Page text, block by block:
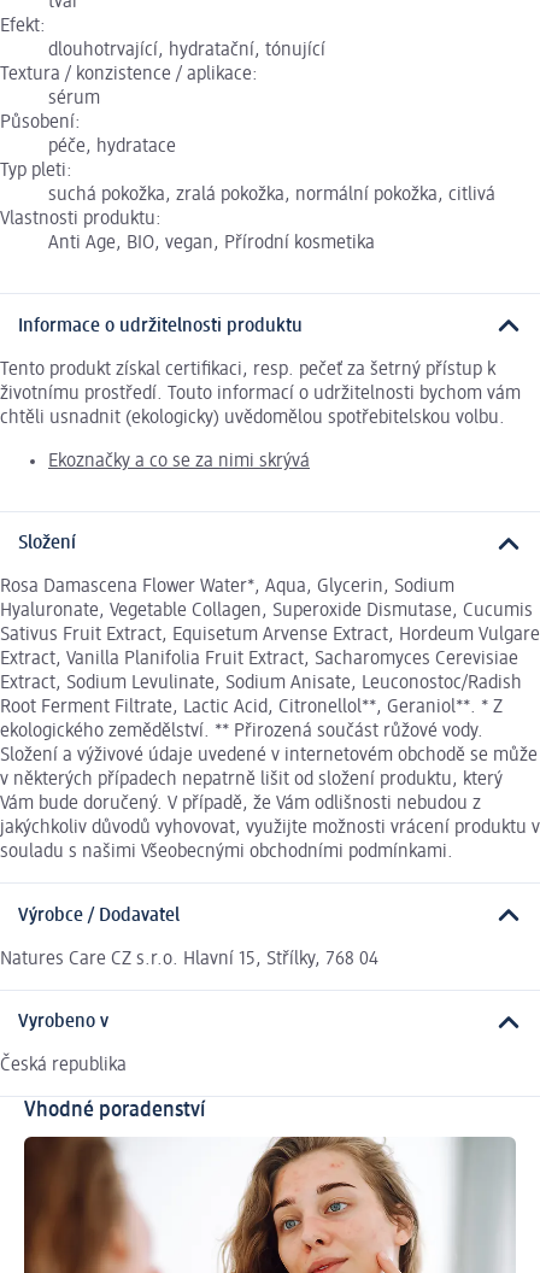
Efekt:
dlouhotrvající, hydratační, tónující
Textura / konzistence / aplikace:
sérum
Působení:
péče, hydratace
Typ pleti:
suchá pokožka, zralá pokožka, normální pokožka, citlivá
Vlastnosti produktu:
Anti Age, BIO, vegan, Přírodní kosmetika
Informace o udržitelnosti produktu
Tento produkt získal certifikaci, resp. pečeť za šetrný přístup k
životnímu prostředí. Touto informací o udržitelnosti bychom vám
chtěli usnadnit (ekologicky) uvědomělou spotřebitelskou volbu.
Ekoznačky a co se za nimi skrývá
Složení
Rosa Damascena Flower Water*, Aqua, Glycerin, Sodium
Hyaluronate, Vegetable Collagen, Superoxide Dismutase, Cucumis
Sativus Fruit Extract, Equisetum Arvense Extract, Hordeum Vulgare
Extract, Vanilla Planifolia Fruit Extract, Sacharomyces Cerevisiae
Extract, Sodium Levulinate, Sodium Anisate, Leuconostoc/Radish
Root Ferment Filtrate, Lactic Acid, Citronellol**, Geraniol**. * Z
ekologického zemědělství. ** Přirozená součást růžové vody.
Složení a výživové údaje uvedené v internetovém obchodě se může
v některých případech nepatrně lišit od složení produktu, který
Vám bude doručený. V případě, že Vám odlišnosti nebudou z
jakýchkoliv důvodů vyhovovat, využijte možnosti vrácení produktu v
souladu s našimi Všeobecnými obchodními podmínkami.
Výrobce / Dodavatel
Natures Care CZ s.r.o. Hlavní 15, Střílky, 768 04
Vyrobeno v
Česká republika
Vhodné poradenství